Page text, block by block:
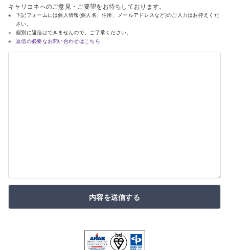
キャリコネへのご意見・ご要望をお待ちしております。
下記フォームには個人情報(個人名、住所、メールアドレスなど)のご入力はお控えくだ
さい。
個別に返信はできませんので、ご了承ください。
返信の必要なお問い合わせはこちら
内容を送信する